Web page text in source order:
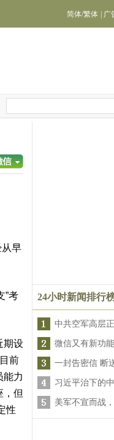
简体/繁体 广
早
”考
期设
前
能力
，但
性
24小时新闻排行
中共空军高层
微信又有新功
一封告密信 断
习近平治下的
美军不宣而战